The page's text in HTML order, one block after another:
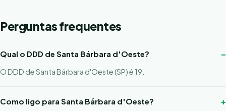
Perguntas frequentes
Qual o DDD de Santa Bárbara d'Oeste?
O DDD de Santa Bárbara d'Oeste (SP) é 19.
Como ligo para Santa Bárbara d'Oeste?